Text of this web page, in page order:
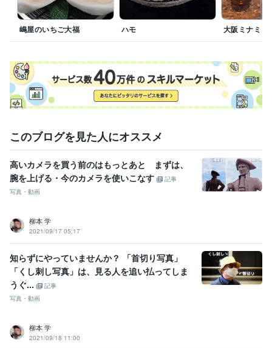
ビジネス・クリエイティブツール
WordPress:5年Excel:20年
Google スプレッドシート:10年
Canva:3年Figma:3年Audacity:10年
得意分野
動画編集・映像制作 写真撮影
取材 記事 写真 レ
学歴
京都大学 1981年3月 ~ 1986年2月
嶋屋のいちご大福 ハモ 大阪ミナミ
このブログを見た人にオススメ
高いカメラを買う前のはもっとあと まずは、
腕を上げる・今のカメラを使いこなす
記事
写真・動画
柳本 学
2021/09/17 05:17
知らずにやっていませんか？ 「首切り写真」
「くし刺し写真」は、見る人を追い払ってしま
うぐ...
記事
写真・動画
柳本 学
2021/09/18 11:00